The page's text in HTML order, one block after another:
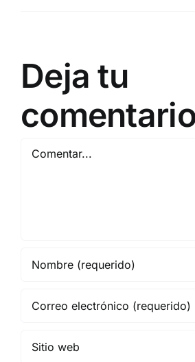
Deja tu
Comentar